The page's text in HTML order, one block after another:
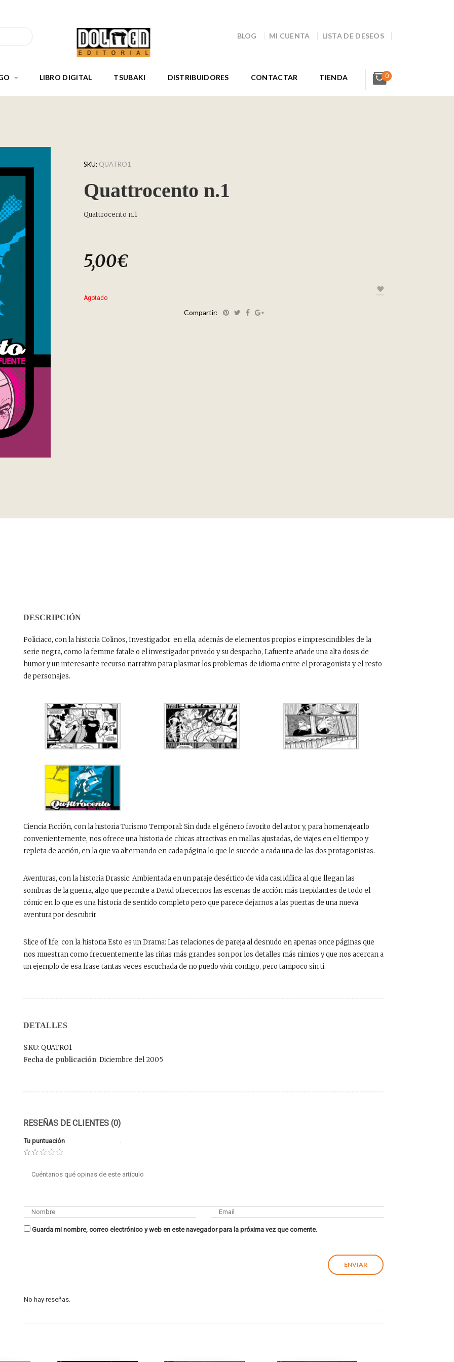
BLOG MI CUENTA LISTA DE DESEOS
LIBRO DIGITAL TSUBAKI DISTRIBUIDORES CONTACTAR TIENDA 0
SKU: QUATRO1
Quattrocento n.1
Quattrocento n.1
5,00€
Agotado
Compartir:
DESCRIPCIÓN
Policiaco, con la historia Colinos, Investigador: en ella, además de elementos propios e imprescindibles de la
serie negra, como la femme fatale o el investigador privado y su despacho, Lafuente añade una alta dosis de
humor y un interesante recurso narrativo para plasmar los problemas de idioma entre el protagonista y el resto
de personajes.
Ciencia Ficción, con la historia Turismo Temporal: Sin duda el género favorito del autor y, para homenajearlo
convenientemente, nos ofrece una historia de chicas atractivas en mallas ajustadas, de viajes en el tiempo y
repleta de acción, en la que va alternando en cada página lo que le sucede a cada una de las dos protagonistas.
Aventuras, con la historia Drassic: Ambientada en un paraje desértico de vida casi idílica al que llegan las
sombras de la guerra, algo que permite a David ofrecernos las escenas de acción más trepidantes de todo el
cómic en lo que es una historia de sentido completo pero que parece dejarnos a las puertas de una nueva
aventura por descubrir
Slice of life, con la historia Esto es un Drama: Las relaciones de pareja al desnudo en apenas once páginas que
nos muestran como frecuentemente las riñas más grandes son por los detalles más nimios y que nos acercan a
un ejemplo de esa frase tantas veces escuchada de no puedo vivir contigo, pero tampoco sin ti.
DETALLES
SKU: QUATRO1
Fecha de publicación: Diciembre del 2005
RESEÑAS DE CLIENTES (0)
Tu puntuación
Guarda mi nombre, correo electrónico y web en este navegador para la próxima vez que comente.
No hay reseñas.